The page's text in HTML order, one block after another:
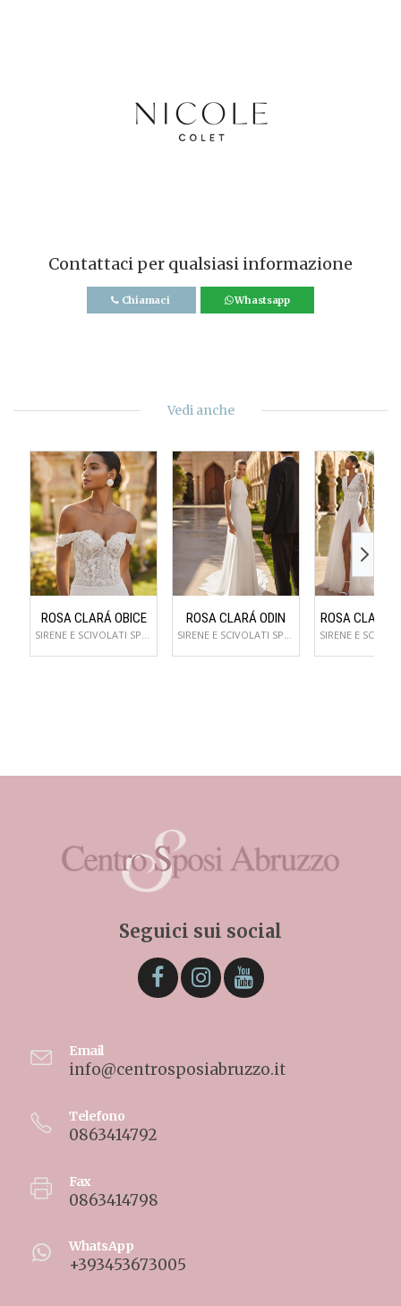
Contattaci per qualsiasi informazione
Chiamaci Whastsapp
Vedi anche
ROSA CLARÁ OBICE
SIRENE E SCIVOLATI SPOSA
ROSA CLARÁ ODIN
SIRENE E SCIVOLATI SPOSA
ROSA CLARÁ
Seguici sui social
Email
info@centrosposiabruzzo.it
Telefono
0863414792
Fax
0863414798
WhatsApp
+393453673005